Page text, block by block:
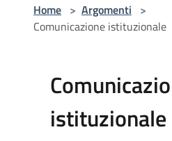
Home > Argomenti >
Comunicazione istituzionale
istituzionale